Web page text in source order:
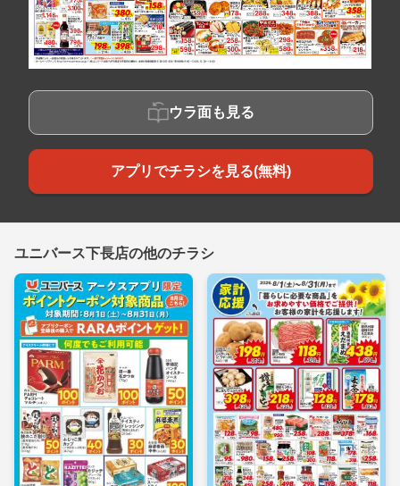
ウラ面も見る
アプリでチラシを見る(無料)
ユニバース下長店の他のチラシ